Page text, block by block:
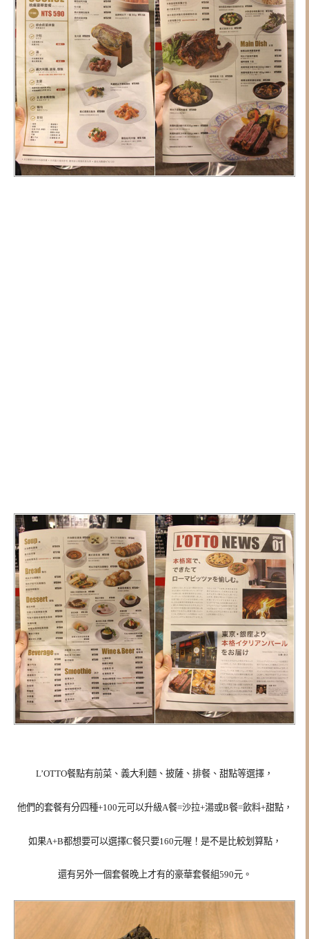
L’OTTO餐點有前菜、義大利麵、披薩、排餐、甜點等選擇，
他們的套餐有分四種+100元可以升級A餐=沙拉+湯或B餐=飲料+甜點，
如果A+B都想要可以選擇C餐只要160元喔！是不是比較划算點，
還有另外一個套餐晚上才有的豪華套餐組590元。